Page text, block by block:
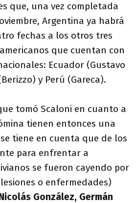
que, una vez completada
Argentina ya habrá
fechas a los otros tres
que cuentan con
Ecuador (Gustavo
y Perú (Gareca).
tomó Scaloni en cuanto a
tienen entonces una
tiene en cuenta que de los
para enfrentar a
se fueron cayendo por
o enfermedades)
González, Germán